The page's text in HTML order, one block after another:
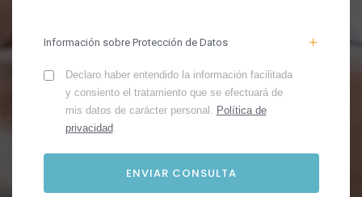
Información sobre Protección de Datos
Declaro haber entendido la información facilitada
y consiento el tratamiento que se efectuará de
mis datos de carácter personal. Política de
privacidad.